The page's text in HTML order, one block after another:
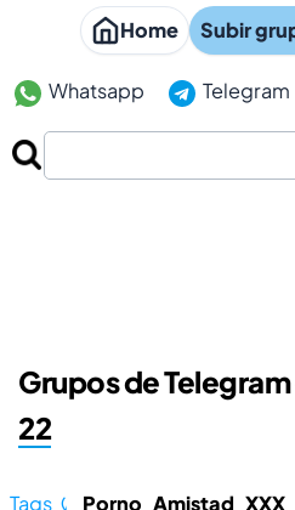
Home Subir
Whatsapp Telegram
Grupos de
22
Tags ⤹ Porno Amistad XXX